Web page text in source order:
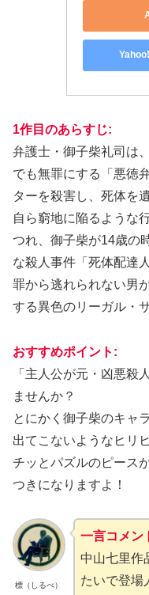
1作目のあらすじ:
弁護士・御子柴礼司は
でも無罪にする「悪徳
ターを殺害し、死体を
自ら窮地に陥るような
つれ、御子柴が14歳の
な殺人事件「死体配達
罪から逃れられない男
する異色のリーガル・
おすすめポイント:
「主人公が元・凶悪殺
ませんか？
とにかく御子柴のキャ
出てこないようなヒリ
チッとパズルのピース
つきになりますよ！
標（しるべ）
一言コメン
中山七里作
たいで登場